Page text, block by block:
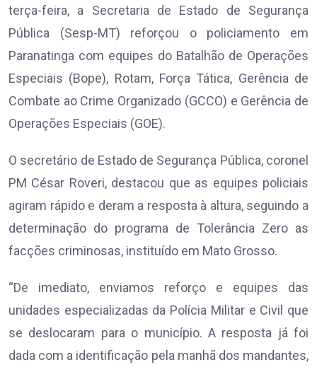
terça-feira, a Secretaria de Estado de Segurança
Pública (Sesp-MT) reforçou o policiamento em
Paranatinga com equipes do Batalhão de Operações
Especiais (Bope), Rotam, Força Tática, Gerência de
Combate ao Crime Organizado (GCCO) e Gerência de
Operações Especiais (GOE).
O secretário de Estado de Segurança Pública, coronel
PM César Roveri, destacou que as equipes policiais
agiram rápido e deram a resposta à altura, seguindo a
determinação do programa de Tolerância Zero as
facções criminosas, instituído em Mato Grosso.
“De imediato, enviamos reforço e equipes das
unidades especializadas da Polícia Militar e Civil que
se deslocaram para o município. A resposta já foi
dada com a identificação pela manhã dos mandantes,